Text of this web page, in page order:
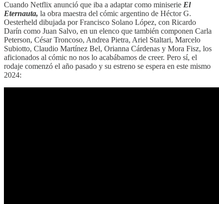
Cuando Netflix anunció que iba a adaptar como miniserie El
Eternauta, la obra maestra del cómic argentino de Héctor G.
Oesterheld dibujada por Francisco Solano López, con Ricardo
Darín como Juan Salvo, en un elenco que también componen Carla
Peterson, César Troncoso, Andrea Pietra, Ariel Staltari, Marcelo
Subiotto, Claudio Martínez Bel, Orianna Cárdenas y Mora Fisz, los
aficionados al cómic no nos lo acabábamos de creer. Pero sí, el
rodaje comenzó el año pasado y su estreno se espera en este mismo
2024: